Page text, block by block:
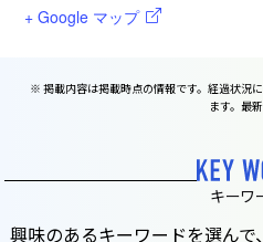
+ Google マップ
※ 掲載内容は掲載時点の情報です。経過状況
ます。最
キーワ
興味のあるキーワードを選ん